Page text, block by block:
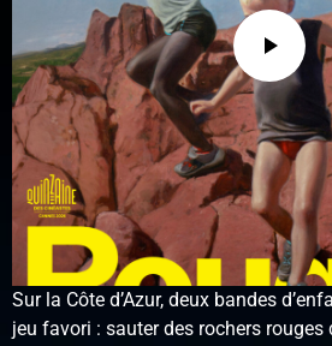
Sur la Côte d’Azur, deux bandes
jeu favori : sauter des rochers rouges